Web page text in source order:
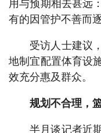
用与预期相去甚远
有的因管护不善而
受访人士建议
地制宜配置体育设
效充分惠及群众。
规划不合理，
半月谈记者近